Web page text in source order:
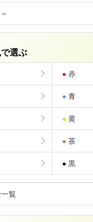
選ぶ
● 赤
● 青
● 黄
● 茶
● 黒
覧